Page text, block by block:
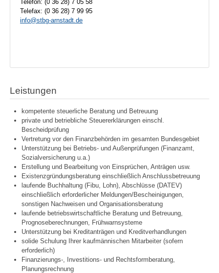
Telefon: (0 36 28) 7 05 58
Telefax: (0 36 28) 7 99 95
info@stbg-arnstadt.de
Leistungen
kompetente steuerliche Beratung und Betreuung
private und betriebliche Steuererklärungen einschl.
Bescheidprüfung
Vertretung vor den Finanzbehörden im gesamten Bundesgebiet
Unterstützung bei Betriebs- und Außenprüfungen (Finanzamt,
Sozialversicherung u.a.)
Erstellung und Bearbeitung von Einsprüchen, Anträgen usw.
Existenzgründungsberatung einschließlich Anschlussbetreuung
laufende Buchhaltung (Fibu, Lohn), Abschlüsse (DATEV)
einschließlich erforderlicher Meldungen/Bescheinigungen,
sonstigen Nachweisen und Organisationsberatung
laufende betriebswirtschaftliche Beratung und Betreuung,
Prognoseberechnungen, Frühwarnsysteme
Unterstützung bei Kreditanträgen und Kreditverhandlungen
solide Schulung Ihrer kaufmännischen Mitarbeiter (sofern
erforderlich)
Finanzierungs-, Investitions- und Rechtsformberatung,
Planungsrechnung